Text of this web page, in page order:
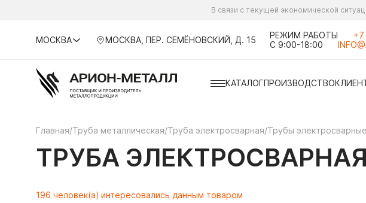
В связи с текущей экономической
МОСКВА МОСКВА, ПЕР. СЕМЁНОВСКИЙ, Д. 15
РЕЖИМ РАБОТЫ
С 9:00-18:00
КАТАЛОГПРОИЗВОДСТВО
Главная/Труба металлическая/Труба электросварная/Трубы
ТРУБА
196 человек(а) интересовались данным товаром